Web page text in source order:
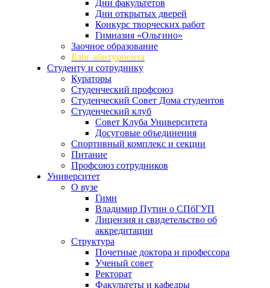
Дни факультетов
Дни открытых дверей
Конкурс творческих работ
Гимназия «Ольгино»
Заочное образование
Блог абитуриента
Студенту и сотруднику
Кураторы
Студенческий профсоюз
Студенческий Совет Дома студентов
Студенческий клуб
Совет Клуба Университета
Досуговые объединения
Спортивный комплекс и секции
Питание
Профсоюз сотрудников
Университет
О вузе
Гимн
Владимир Путин о СПбГУП
Лицензия и свидетельство об
аккредитации
Структура
Почетные доктора и профессора
Ученый совет
Ректорат
Факультеты и кафедры